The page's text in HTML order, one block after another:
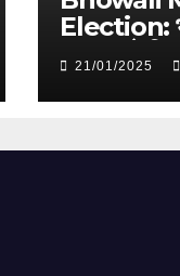
Election:
प्रकाश ने
21/01/2025